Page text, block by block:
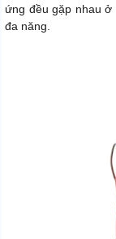
ứng đều gặp nhau ở
đa năng.